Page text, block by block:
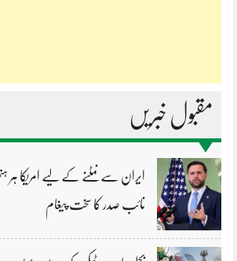
مقبول خبریں
ایران سے نمٹنے کے لیے امریکا ہر
نائب صدر کا سخت پیغام